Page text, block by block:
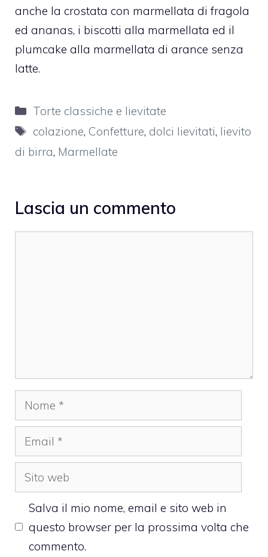
anche la crostata con marmellata di fragola
ed ananas, i biscotti alla marmellata ed il
plumcake alla marmellata di arance senza
latte.
Categorie
Torte classiche e lievitate
Tag
colazione, Confetture, dolci lievitati, lievito
di birra, Marmellate
Lascia un commento
Nome
Email
Sito
web
Salva il mio nome, email e sito web in
questo browser per la prossima volta che
commento.